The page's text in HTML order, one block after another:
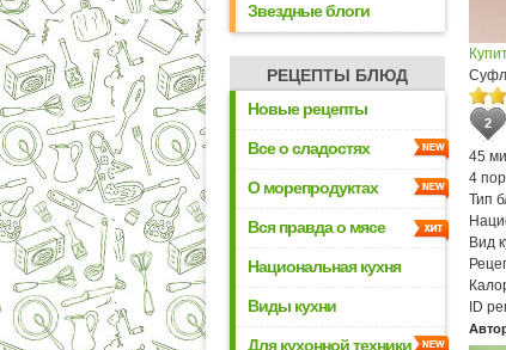
Звездные блоги
РЕЦЕПТЫ БЛЮД
Новые рецепты
Все о сладостях
О морепродуктах
Вся правда о мясе
Национальная кухня
Виды кухни
Для кухонной техники
2
45
4
Тип
Вид
ID